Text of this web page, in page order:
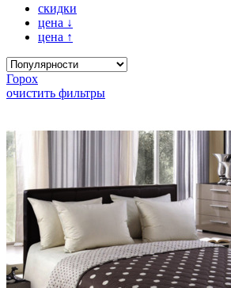
скидки
цена ↓
цена ↑
Горох
очистить фильтры